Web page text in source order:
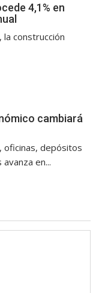
4,1% en
construcción
cambiará
oficinas, depósitos
en...